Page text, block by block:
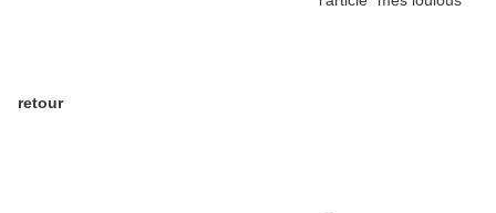
retour